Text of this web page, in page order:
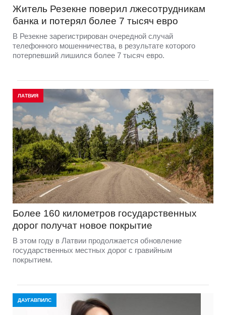
Житель Резекне поверил лжесотрудникам
банка и потерял более 7 тысяч евро
В Резекне зарегистрирован очередной случай
телефонного мошенничества, в результате которого
потерпевший лишился более 7 тысяч евро.
ЛАТВИЯ
Более 160 километров государственных
дорог получат новое покрытие
В этом году в Латвии продолжается обновление
государственных местных дорог с гравийным
покрытием.
ДАУГАВПИЛС